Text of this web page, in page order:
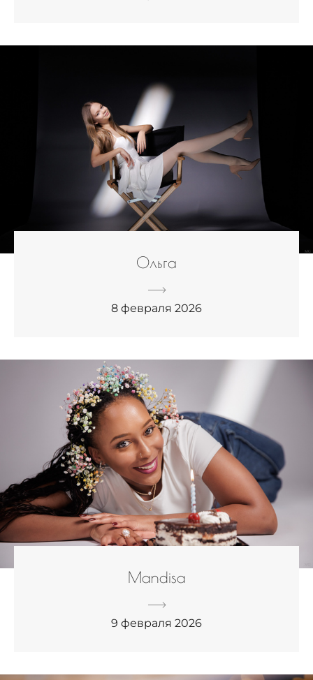
Ольга
8 февраля 2026
Mandisa
9 февраля 2026